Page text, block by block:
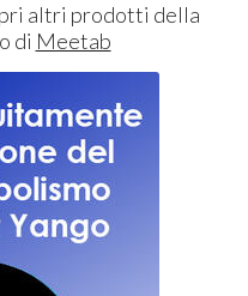
altri prodotti della
o di Meetab